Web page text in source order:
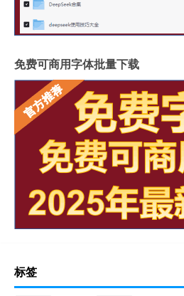
免费可商用字体批量下载
标签